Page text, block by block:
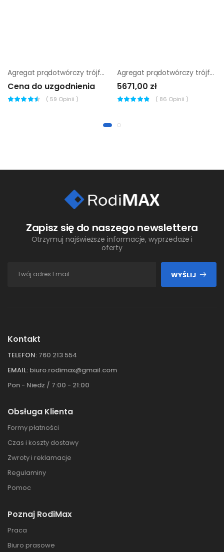
Agregat prądotwórczy trójfazowy Sumera Motor SMG-110JC-S
Cena do uzgodnienia
( 59 Opinii )
Agregat prądotwórczy trójfazowy Fogo FH 8000
5671,00 zł
( 86 Opinii )
Zapisz się do naszego newslettera
Otrzymuj najświeższe informacje, wyprzedaże i
oferty
WYŚLIJ
Kontakt
TELEFON: 760 213 554
EMAIL: biuro.rodimax@gmail.com
Pon - Niedz / 7:00 - 21:00
Obsługa Klienta
Formy płatności
Czas i koszty dostawy
Zwroty i reklamacje
Regulaminy
Pomoc
Poznaj RodiMax
Praca
Biuro prasowe